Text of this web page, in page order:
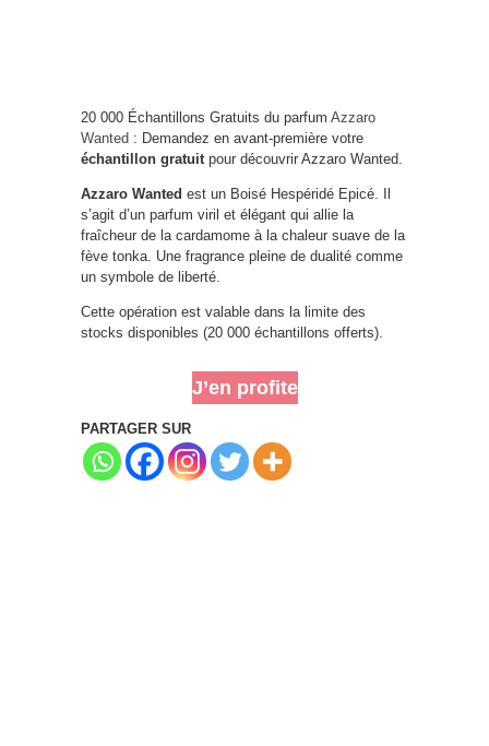
20 000 Échantillons Gratuits du parfum Azzaro
Wanted : Demandez en avant-première votre
échantillon gratuit pour découvrir Azzaro Wanted.
Azzaro Wanted est un Boisé Hespéridé Epicé. Il
s’agit d’un parfum viril et élégant qui allie la
fraîcheur de la cardamome à la chaleur suave de la
fève tonka. Une fragrance pleine de dualité comme
un symbole de liberté.
Cette opération est valable dans la limite des
stocks disponibles (20 000 échantillons offerts).
J’en profite
PARTAGER SUR